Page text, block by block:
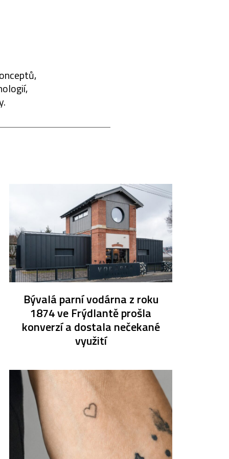
Bývalá parní vodárna z roku
1874 ve Frýdlantě prošla
konverzí a dostala nečekané
využití